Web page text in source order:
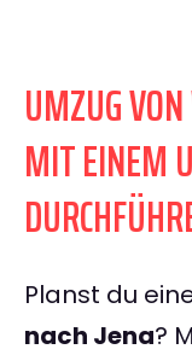
UMZUG
MIT EINEM
Planst du
nach Jena?